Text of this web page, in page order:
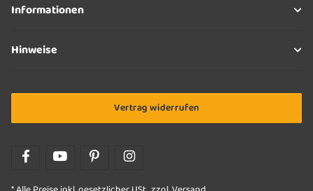
Informationen
Hinweise
Vertrag widerrufen